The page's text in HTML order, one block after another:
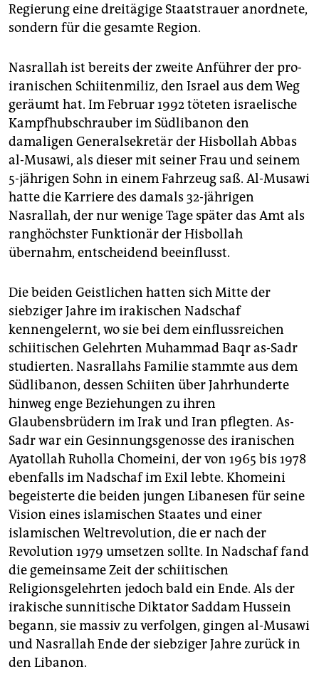
Regierung eine dreitägige Staatstrauer anordnete,
sondern für die gesamte Region.
Nasrallah ist bereits der zweite Anführer der pro-
iranischen Schiitenmiliz, den Israel aus dem Weg
geräumt hat. Im Februar 1992 töteten israelische
Kampfhubschrauber im Südlibanon den
damaligen Generalsekretär der Hisbollah Abbas
al-Musawi, als dieser mit seiner Frau und seinem
5-jährigen Sohn in einem Fahrzeug saß. Al-Musawi
hatte die Karriere des damals 32-jährigen
Nasrallah, der nur wenige Tage später das Amt als
ranghöchster Funktionär der Hisbollah
übernahm, entscheidend beeinflusst.
Die beiden Geistlichen hatten sich Mitte der
siebziger Jahre im irakischen Nadschaf
kennengelernt, wo sie bei dem einflussreichen
schiitischen Gelehrten Muhammad Baqr as-Sadr
studierten. Nasrallahs Familie stammte aus dem
Südlibanon, dessen Schiiten über Jahrhunderte
hinweg enge Beziehungen zu ihren
Glaubensbrüdern im Irak und Iran pflegten. As-
Sadr war ein Gesinnungsgenosse des iranischen
Ayatollah Ruholla Chomeini, der von 1965 bis 1978
ebenfalls im Nadschaf im Exil lebte. Khomeini
begeisterte die beiden jungen Libanesen für seine
Vision eines islamischen Staates und einer
islamischen Weltrevolution, die er nach der
Revolution 1979 umsetzen sollte. In Nadschaf fand
die gemeinsame Zeit der schiitischen
Religionsgelehrten jedoch bald ein Ende. Als der
irakische sunnitische Diktator Saddam Hussein
begann, sie massiv zu verfolgen, gingen al-Musawi
und Nasrallah Ende der siebziger Jahre zurück in
den Libanon.